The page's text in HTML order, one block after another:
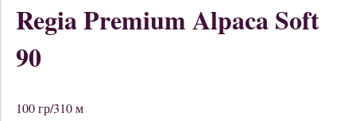
Regia Premium Alpaca Soft
90
100 гр/310 м